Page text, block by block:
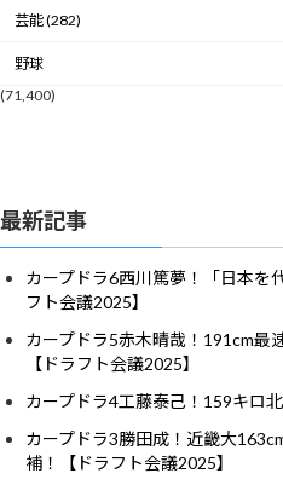
芸能 (282)
野球
(71,400)
最新記事
カープドラ6西川篤夢！「日本を
フト会議2025】
カープドラ5赤木晴哉！191cm最
【ドラフト会議2025】
カープドラ4工藤泰己！159キロ
カープドラ3勝田成！近畿大
補！【ドラフト会議2025】